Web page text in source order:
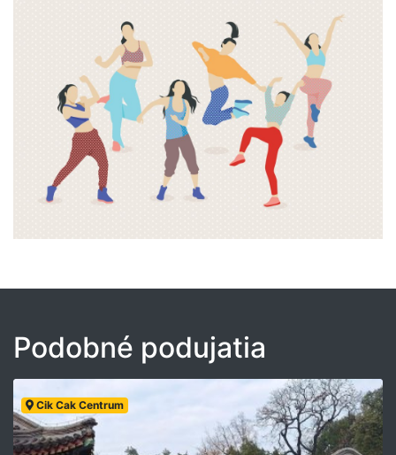
Podobné podujatia
Cik Cak Centrum